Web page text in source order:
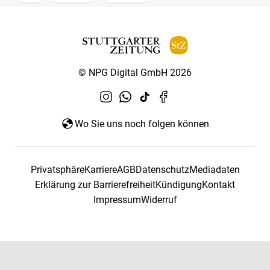
© NPG Digital GmbH 2026
Wo Sie uns noch folgen können
PrivatsphäreKarriereAGBDatenschutzMediadaten
Erklärung zur BarrierefreiheitKündigungKontakt
ImpressumWiderruf